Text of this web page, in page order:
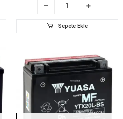
Sepete Ekle